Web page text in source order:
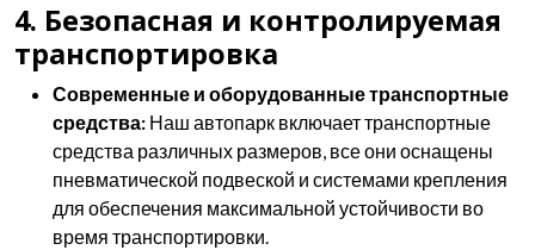
4. Безопасная и контролируемая
транспортировка
Современные и оборудованные транспортные
средства: Наш автопарк включает транспортные
средства различных размеров, все они оснащены
пневматической подвеской и системами крепления
для обеспечения максимальной устойчивости во
время транспортировки.